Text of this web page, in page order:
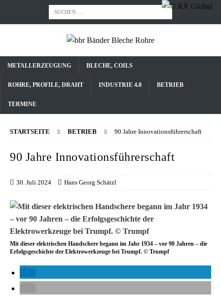
METALLERZEUGUNG BLECHE, COILS
ROHRE, PROFILE, DRAHT INDUSTRIE 4.0 BETRIEB
TERMINE
STARTSEITE BETRIEB 90 Jahre Innovationsführerschaft
90 Jahre Innovationsführerschaft
30. Juli 2024 Hans Georg Schätzl
Mit dieser elektrischen Handschere begann im Jahr 1934 – vor 90 Jahren – die
Erfolgsgeschichte der Elektrowerkzeuge bei Trumpf. © Trumpf